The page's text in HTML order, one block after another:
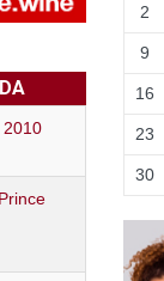
2010
2
9
16
23
30